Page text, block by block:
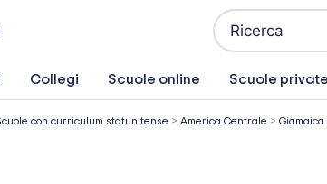
Ricerca
per:
Collegi Scuole online Scuole private
con curriculum statunitense > America Centrale > Giamaica